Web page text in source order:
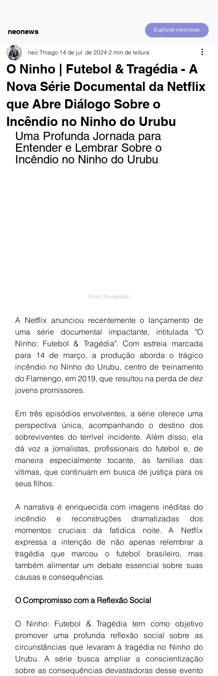
Explorar neonews
neonews
O Ninho | Futebol & Tragédia - A
Nova Série Documental da Netflix
que Abre Diálogo Sobre o
Incêndio no Ninho do Urubu
neo Thiago 14 de jul. de 2024 2 min de leitura
Uma Profunda Jornada para
Entender e Lembrar Sobre o
Incêndio no Ninho do Urubu
(Foto: Divulgação)
A Netflix anunciou recentemente o lançamento de
uma série documental impactante, intitulada "O
Ninho: Futebol & Tragédia". Com estreia marcada
para 14 de março, a produção aborda o trágico
incêndio no Ninho do Urubu, centro de treinamento
do Flamengo, em 2019, que resultou na perda de dez
jovens promissores.
Em três episódios envolventes, a série oferece uma
perspectiva única, acompanhando o destino dos
sobreviventes do terrível incidente. Além disso, ela
dá voz a jornalistas, profissionais do futebol e, de
maneira especialmente tocante, às famílias das
vítimas, que continuam em busca de justiça para os
seus filhos.
A narrativa é enriquecida com imagens inéditas do
incêndio e reconstruções dramatizadas dos
momentos cruciais da fatídica noite. A Netflix
expressa a intenção de não apenas relembrar a
tragédia que marcou o futebol brasileiro, mas
também alimentar um debate essencial sobre suas
causas e consequências.
O Compromisso com a Reflexão Social
O Ninho: Futebol & Tragédia tem como objetivo
promover uma profunda reflexão social sobre as
circunstâncias que levaram à tragédia no Ninho do
Urubu. A série busca ampliar a conscientização
sobre as consequências devastadoras desse evento